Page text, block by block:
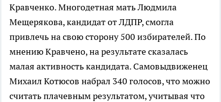
Кравченко. Многодетная мать Людмила
Мещерякова, кандидат от ЛДПР, смогла
привлечь на свою сторону 500 избирателей. По
мнению Кравчено, на результате сказалась
малая активность кандидата. Самовыдвиженец
Михаил Котюсов набрал 340 голосов, что можно
считать плачевным результатом, учитывая что